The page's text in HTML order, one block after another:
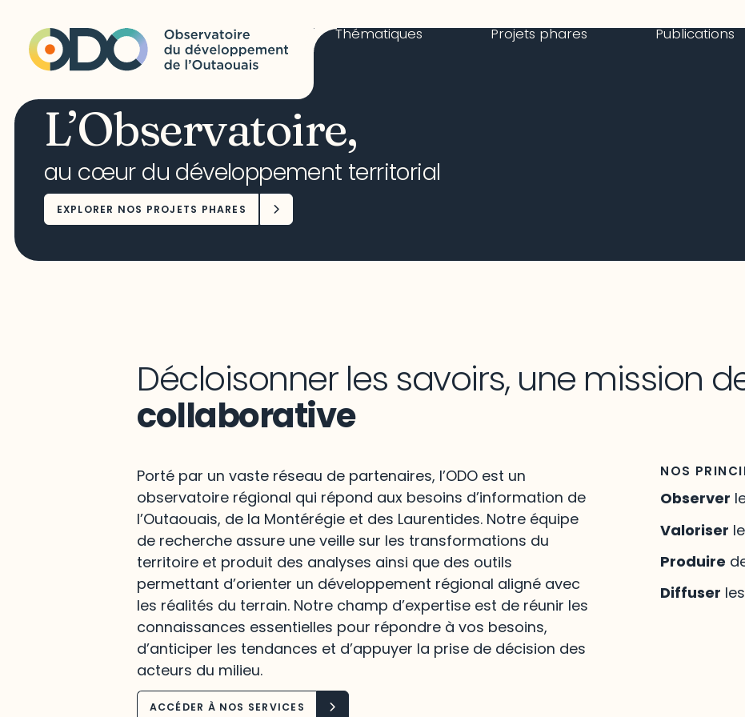
Thématiques Projets phares Publications
L’Observatoire,
au cœur du développement territorial
EXPLORER NOS PROJETS PHARES
Décloisonner les savoirs, une mission
collaborative
Porté par un vaste réseau de partenaires, l’ODO est un
observatoire régional qui répond aux besoins d’information de
l’Outaouais, de la Montérégie et des Laurentides. Notre équipe
de recherche assure une veille sur les transformations du
territoire et produit des analyses ainsi que des outils
permettant d’orienter un développement régional aligné avec
les réalités du terrain. Notre champ d’expertise est de réunir les
connaissances essentielles pour répondre à vos besoins,
d’anticiper les tendances et d’appuyer la prise de décision des
acteurs du milieu.
ACCÉDER À NOS SERVICES
NOS
Observer
Valoriser
Produire
Diffuser